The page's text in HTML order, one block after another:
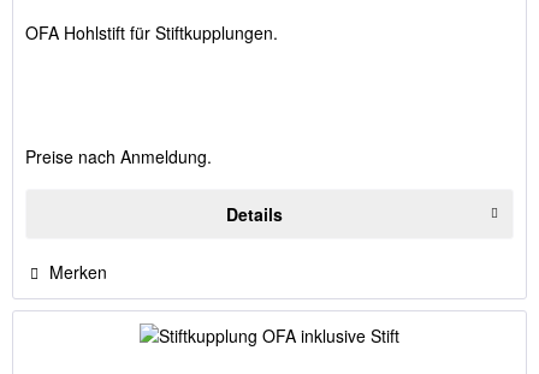
OFA Hohlstift für Stiftkupplungen.
Preise nach Anmeldung.
Details
Merken